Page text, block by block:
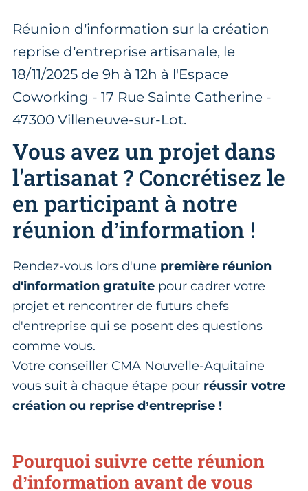
Réunion d’information sur la création
reprise d’entreprise artisanale, le
18/11/2025 de 9h à 12h à l'Espace
Coworking - 17 Rue Sainte Catherine -
47300 Villeneuve-sur-Lot.
Vous avez un projet dans
l'artisanat ? Concrétisez le
en participant à notre
réunion d’information !
Rendez-vous lors d'une première réunion
d'information gratuite pour cadrer votre
projet et rencontrer de futurs chefs
d'entreprise qui se posent des questions
comme vous.
Votre conseiller CMA Nouvelle-Aquitaine
vous suit à chaque étape pour réussir votre
création ou reprise d’entreprise !
Pourquoi suivre cette réunion
d’information avant de vous